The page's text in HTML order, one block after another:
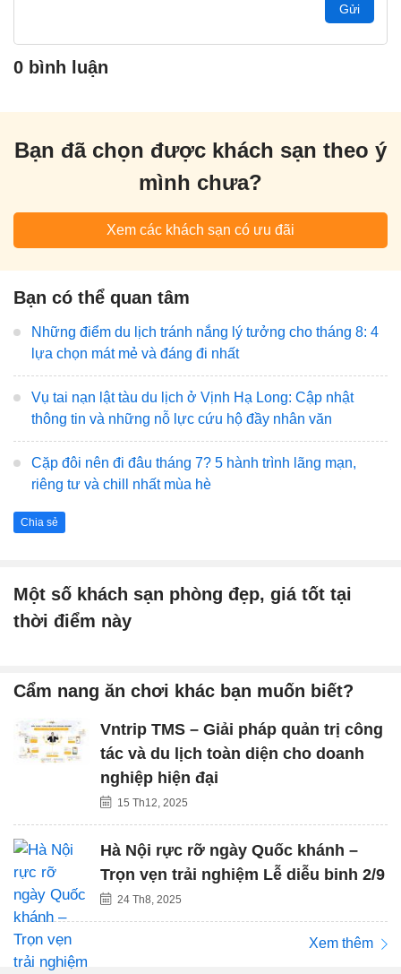
Gửi
0 bình luận
Bạn đã chọn được khách sạn theo ý
mình chưa?
Xem các khách sạn có ưu đãi
Bạn có thể quan tâm
Những điểm du lịch tránh nắng lý tưởng cho tháng 8: 4
lựa chọn mát mẻ và đáng đi nhất
Vụ tai nạn lật tàu du lịch ở Vịnh Hạ Long: Cập nhật
thông tin và những nỗ lực cứu hộ đầy nhân văn
Cặp đôi nên đi đâu tháng 7? 5 hành trình lãng mạn,
riêng tư và chill nhất mùa hè
Chia sẻ
Một số khách sạn phòng đẹp, giá tốt tại
thời điểm này
Cẩm nang ăn chơi khác bạn muốn biết?
Vntrip TMS – Giải pháp quản trị công
tác và du lịch toàn diện cho doanh
nghiệp hiện đại
15 Th12, 2025
Hà Nội rực rỡ ngày Quốc khánh –
Trọn vẹn trải nghiệm Lễ diễu binh 2/9
24 Th8, 2025
Xem thêm